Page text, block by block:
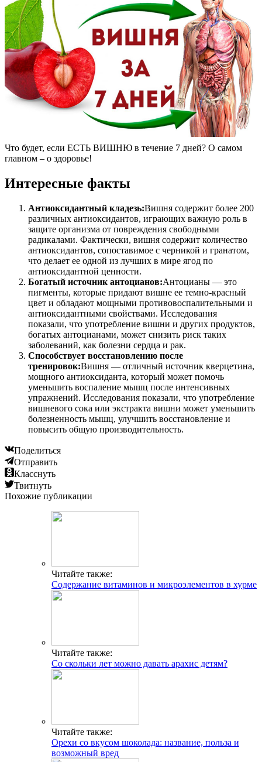
Что будет, если ЕСТЬ ВИШНЮ в течение 7 дней? О самом
главном – о здоровье!
Интересные факты
Антиоксидантный кладезь:Вишня содержит более 200
различных антиоксидантов, играющих важную роль в
защите организма от повреждения свободными
радикалами. Фактически, вишня содержит количество
антиоксидантов, сопоставимое с черникой и гранатом,
что делает ее одной из лучших в мире ягод по
антиоксидантной ценности.
Богатый источник антоцианов:Антоцианы — это
пигменты, которые придают вишне ее темно-красный
цвет и обладают мощными противовоспалительными и
антиоксидантными свойствами. Исследования
показали, что употребление вишни и других продуктов,
богатых антоцианами, может снизить риск таких
заболеваний, как болезни сердца и рак.
Способствует восстановлению после
тренировок:Вишня — отличный источник кверцетина,
мощного антиоксиданта, который может помочь
уменьшить воспаление мышц после интенсивных
упражнений. Исследования показали, что употребление
вишневого сока или экстракта вишни может уменьшить
болезненность мышц, улучшить восстановление и
повысить общую производительность.
Поделиться
Отправить
Класснуть
Твитнуть
Похожие публикации
Читайте также:
Содержание витаминов и микроэлементов в хурме
Читайте также:
Со скольки лет можно давать арахис детям?
Читайте также:
Орехи со вкусом шоколада: название, польза и
возможный вред